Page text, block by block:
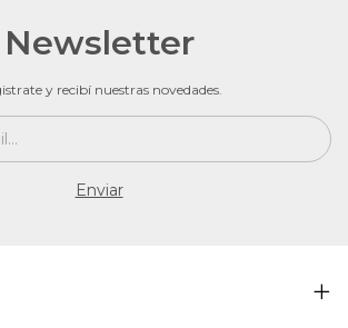
Newsletter
y recibí nuestras novedades.